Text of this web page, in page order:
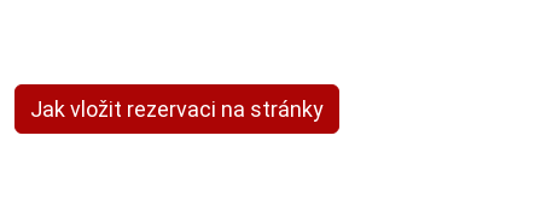
Jak vložit rezervaci na stránky